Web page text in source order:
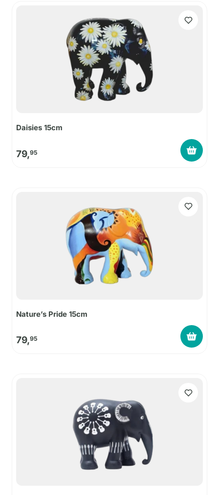
Daisies 15cm
79,95
Nature’s Pride 15cm
79,95